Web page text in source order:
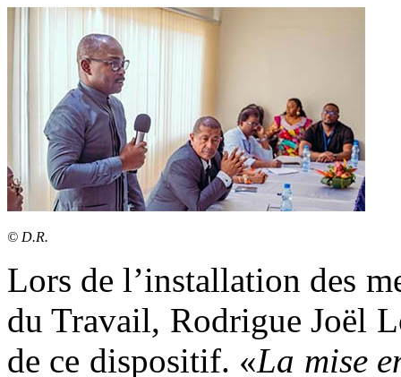
© D.R.
Lors de l’installation des
du Travail, Rodrigue Joël
de ce dispositif. «La mise